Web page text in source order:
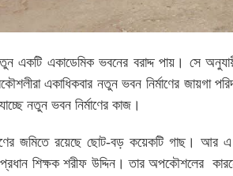
একটি একাডেমিক ভবনের বরাদ্দ পায়। সে
একাধিকবার নতুন ভবন নির্মাণের জায়গা
নতুন ভবন নির্মাণের কাজ।
জমিতে রয়েছে ছোট-বড় কয়েকটি গাছ। আর এ
শিক্ষক শরীফ উদ্দিন। তার অপকৌশলের